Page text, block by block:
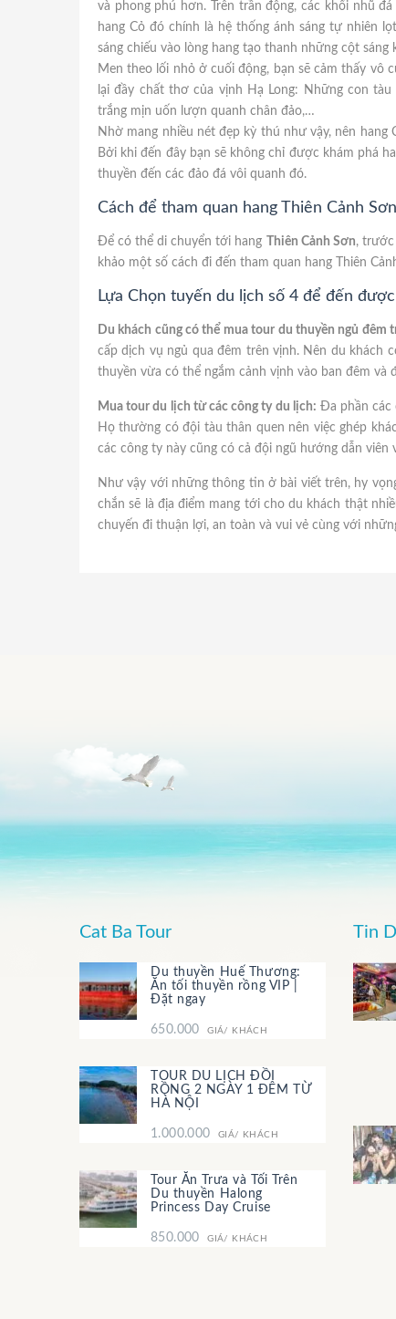
và phong phú hơn. Trên trần động, các khối nhũ
hang Cỏ đó chính là hệ thống ánh sáng tự nhiên
sáng chiếu vào lòng hang tạo thanh những cột sáng
Men theo lối nhỏ ở cuối động, bạn sẽ cảm thấy
lại đầy chất thơ của vịnh Hạ Long: Những con
trắng mịn uốn lượn quanh chân đảo,…
Nhờ mang nhiều nét đẹp kỳ thú như vậy, nên hang
Bởi khi đến đây bạn sẽ không chỉ được khám phá
thuyền đến các đảo đá vôi quanh đó.
Cách để tham quan hang Thiên Cảnh Sơn
Để có thể di chuyển tới hang Thiên Cảnh Sơn, trước
khảo một số cách đi đến tham quan hang Thiên
Lựa Chọn tuyến du lịch số 4 để đến
Du khách cũng có thể mua tour du thuyền ngủ đêm
cấp dịch vụ ngủ qua đêm trên vịnh. Nên du khách
thuyền vừa có thể ngắm cảnh vịnh vào ban đêm
Mua tour du lịch từ các công ty du lịch: Đa phần các
Họ thường có đội tàu thân quen nên việc ghép
các công ty này cũng có cả đội ngũ hướng dẫn
Như vậy với những thông tin ở bài viết trên, hy
chắn sẽ là địa điểm mang tới cho du khách thật
chuyến đi thuận lợi, an toàn và vui vẻ cùng với
Cat Ba Tour
Du thuyền Huế Thương:
Ăn tối thuyền rồng VIP |
Đặt ngay
650.000 GIÁ/ KHÁCH
TOUR DU LỊCH ĐỒI
RỒNG 2 NGÀY 1 ĐÊM TỪ
HÀ NỘI
1.000.000 GIÁ/ KHÁCH
Tour Ăn Trưa và Tối Trên
Du thuyền Halong
Princess Day Cruise
850.000 GIÁ/ KHÁCH
Tin